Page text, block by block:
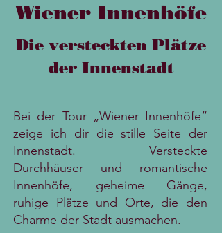
Wiener Innenhöfe
Die versteckten Plätze
der Innenstadt
Bei der Tour „Wiener Innenhöfe“
zeige ich dir die stille Seite der
Innenstadt. Versteckte
Durchhäuser und romantische
Innenhöfe, geheime Gänge,
ruhige Plätze und Orte, die den
Charme der Stadt ausmachen.